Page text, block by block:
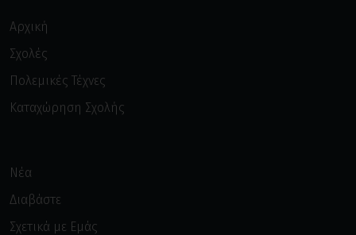
Αρχική
Σχολές
Πολεμικές Τέχνες
Καταχώρηση Σχολής
Νέα
Διαβάστε
Σχετικά με Εμάς